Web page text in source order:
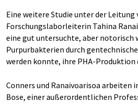
Eine weitere Studie unter der Leitung
Forschungslaborleiterin Tahina
eine gut untersuchte, aber notorisch
Purpurbakterien durch
werden konnte, ihre PHA-Produktion
Conners und Ranaivoarisoa arbeiten
Bose, einer außerordentlichen